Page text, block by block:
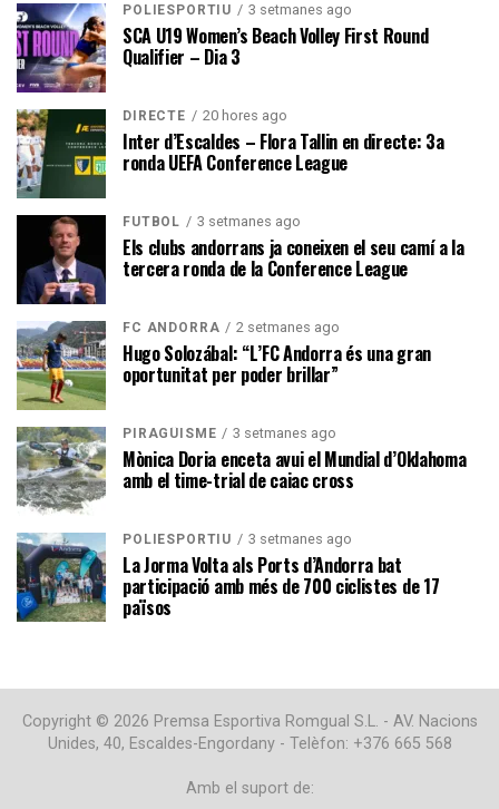
POLIESPORTIU 3 setmanes ago
SCA U19 Women’s Beach Volley First Round
Qualifier – Dia 3
DIRECTE 20 hores ago
Inter d’Escaldes – Flora Tallin en directe: 3a
ronda UEFA Conference League
FUTBOL 3 setmanes ago
Els clubs andorrans ja coneixen el seu camí a la
tercera ronda de la Conference League
FC ANDORRA 2 setmanes ago
Hugo Solozábal: “L’FC Andorra és una gran
oportunitat per poder brillar”
PIRAGÜISME 3 setmanes ago
Mònica Doria enceta avui el Mundial d’Oklahoma
amb el time-trial de caiac cross
POLIESPORTIU 3 setmanes ago
La Jorma Volta als Ports d’Andorra bat
participació amb més de 700 ciclistes de 17
països
Copyright © 2026 Premsa Esportiva Romgual S.L. - AV. Nacions
Unides, 40, Escaldes-Engordany - Telèfon: +376 665 568
Amb el suport de: